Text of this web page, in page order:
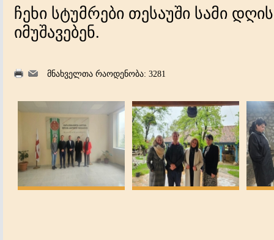
ჩეხი სტუმრები თესაუში სამი
იმუშავებენ.
მნახველთა რაოდენობა: 3281